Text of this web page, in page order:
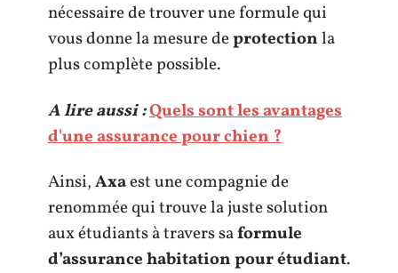
nécessaire de trouver une formule qui
vous donne la mesure deprotectionla
plus complète possible.
A lire aussi :Quels sont les avantages
d'une assurance pour chien ?
Ainsi,Axaest une compagnie de
renommée qui trouve la juste solution
aux étudiants à travers saformule
d’assurance habitation pour étudiant.